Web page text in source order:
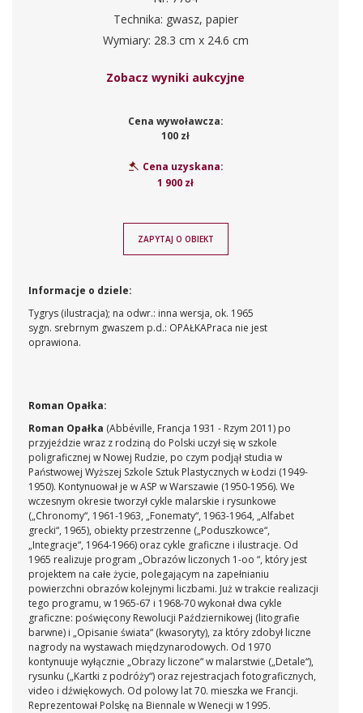
Technika: gwasz, papier
Wymiary: 28.3 cm x 24.6 cm
Zobacz wyniki aukcyjne
Cena wywoławcza:
100 zł
Cena uzyskana:
1 900 zł
ZAPYTAJ O OBIEKT
Informacje o dziele:
Tygrys (ilustracja); na odwr.: inna wersja, ok. 1965
sygn. srebrnym gwaszem p.d.: OPAŁKAPraca nie jest
oprawiona.
Roman Opałka:
Roman Opałka (Abbéville, Francja 1931 - Rzym 2011) po
przyjeździe wraz z rodziną do Polski uczył się w szkole
poligraficznej w Nowej Rudzie, po czym podjął studia w
Państwowej Wyższej Szkole Sztuk Plastycznych w Łodzi (1949-
1950). Kontynuował je w ASP w Warszawie (1950-1956). We
wczesnym okresie tworzył cykle malarskie i rysunkowe
(„Chronomy“, 1961-1963, „Fonematy“, 1963-1964, „Alfabet
grecki“, 1965), obiekty przestrzenne („Poduszkowce“,
„Integracje“, 1964-1966) oraz cykle graficzne i ilustracje. Od
1965 realizuje program „Obrazów liczonych 1-oo “, który jest
projektem na całe życie, polegającym na zapełnianiu
powierzchni obrazów kolejnymi liczbami. Już w trakcie realizacji
tego programu, w 1965-67 i 1968-70 wykonał dwa cykle
graficzne: poświęcony Rewolucji Październikowej (litografie
barwne) i „Opisanie świata“ (kwasoryty), za który zdobył liczne
nagrody na wystawach międzynarodowych. Od 1970
kontynuuje wyłącznie „Obrazy liczone“ w malarstwie („Detale“),
rysunku („Kartki z podróży“) oraz rejestracjach fotograficznych,
video i dźwiękowych. Od polowy lat 70. mieszka we Francji.
Reprezentował Polskę na Biennale w Wenecji w 1995.